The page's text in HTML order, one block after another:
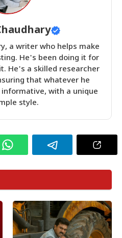
a writer who helps make
He's been doing it for
He's a skilled researcher
that whatever he
with a unique
style.